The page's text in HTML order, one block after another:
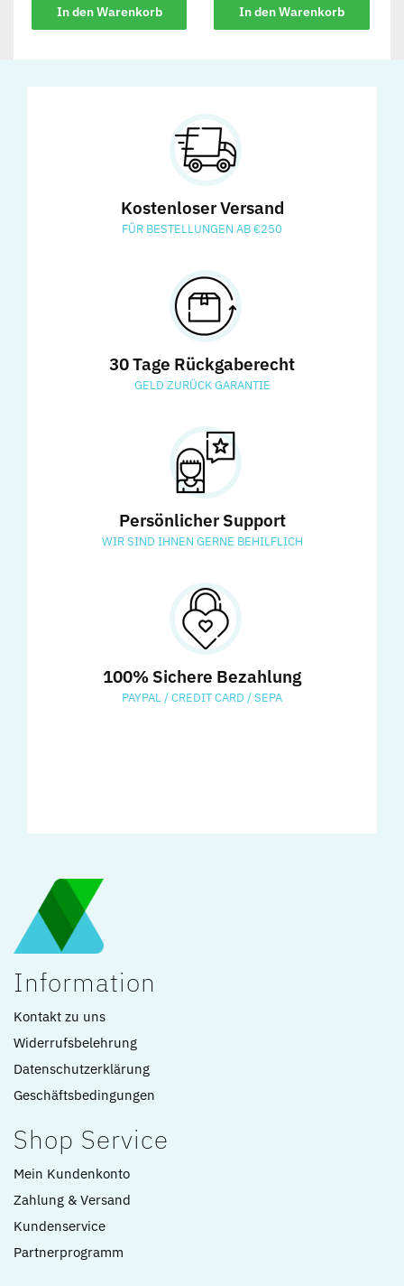
In den Warenkorb In den Warenkorb
Kostenloser Versand
FÜR BESTELLUNGEN AB €250
30 Tage Rückgaberecht
GELD ZURÜCK GARANTIE
Persönlicher Support
WIR SIND IHNEN GERNE BEHILFLICH
100% Sichere Bezahlung
PAYPAL / CREDIT CARD / SEPA
Information
Kontakt zu uns
Widerrufsbelehrung
Datenschutzerklärung
Geschäftsbedingungen
Shop Service
Mein Kundenkonto
Zahlung & Versand
Kundenservice
Partnerprogramm